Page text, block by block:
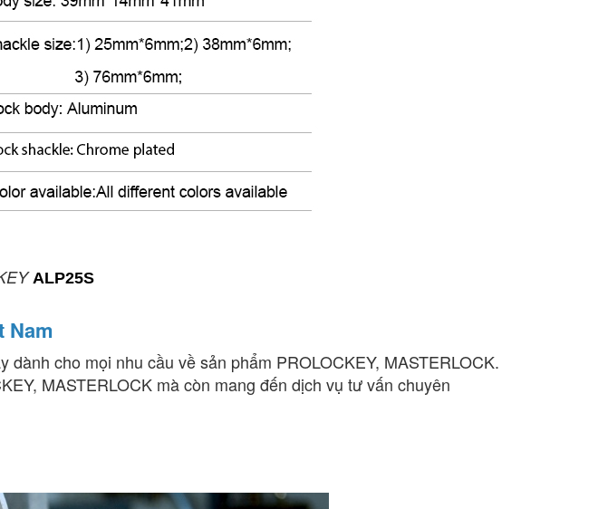
ALP25S
Nam
cho mọi nhu cầu về sản phẩm PROLOCKEY, MASTERLOCK.
MASTERLOCK mà còn mang đến dịch vụ tư vấn chuyên